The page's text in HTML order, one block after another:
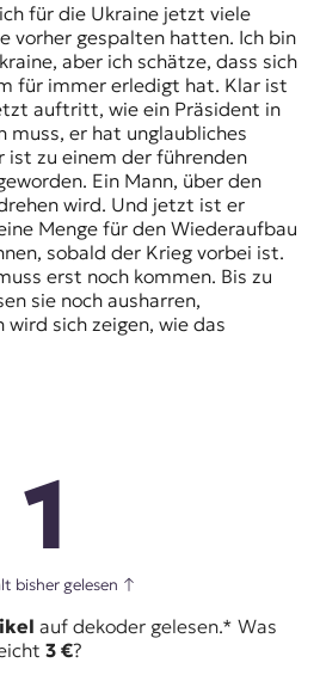
für die Ukraine jetzt viele
vorher gespalten hatten. Ich bin
aber ich schätze, dass sich
für immer erledigt hat. Klar ist
auftritt, wie ein Präsident in
er hat unglaubliches
ist zu einem der führenden
Ein Mann, über den
wird. Und jetzt ist er
Menge für den Wiederaufbau
sobald der Krieg vorbei ist.
erst noch kommen. Bis zu
sie noch ausharren,
sich zeigen, wie das
1
bisher gelesen ↑
auf dekoder gelesen.* Was
3 €?